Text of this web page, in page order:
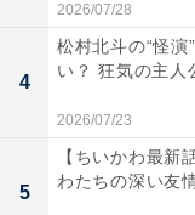
ーズはまだ半分の
選手について）フ
めて、選手だけで
鈴木朋樹選手（ト
2026/07/28
4
松村北斗の“怪演
い？ 狂気の主人
2026/07/23
5
【ちいかわ最新
わたちの深い友